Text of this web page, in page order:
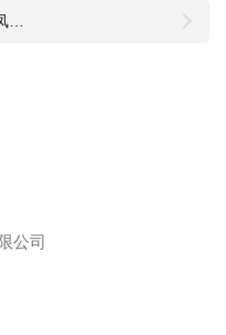
学实验与检测设备，以保
保持产品高品质的重要
微小的细节，从不迷信过
在深圳市美丽的福海街道
；拥有5000多名高素质的
一群矢志于销售与服务的
青且富有激情。事实证
公司